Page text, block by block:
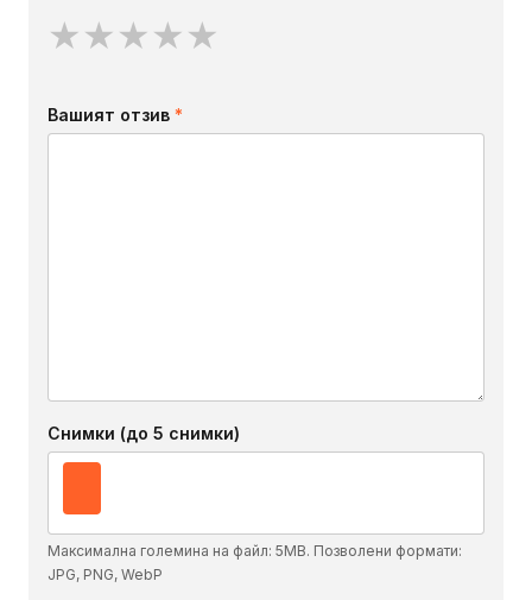
★★★★★
Вашият отзив *
Снимки (до 5 снимки)
Максимална големина на файл: 5MB. Позволени формати:
JPG, PNG, WebP